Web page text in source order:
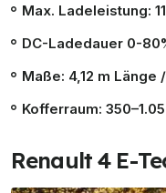
Max. Ladeleistung:
DC-Ladedauer 0-
Maße: 4,12 m Länge
Kofferraum:
Renault 4 E-